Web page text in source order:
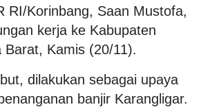
RI/Korinbang, Saan Mustofa,
kerja ke Kabupaten
Barat, Kamis (20/11).
dilakukan sebagai upaya
banjir Karangligar.